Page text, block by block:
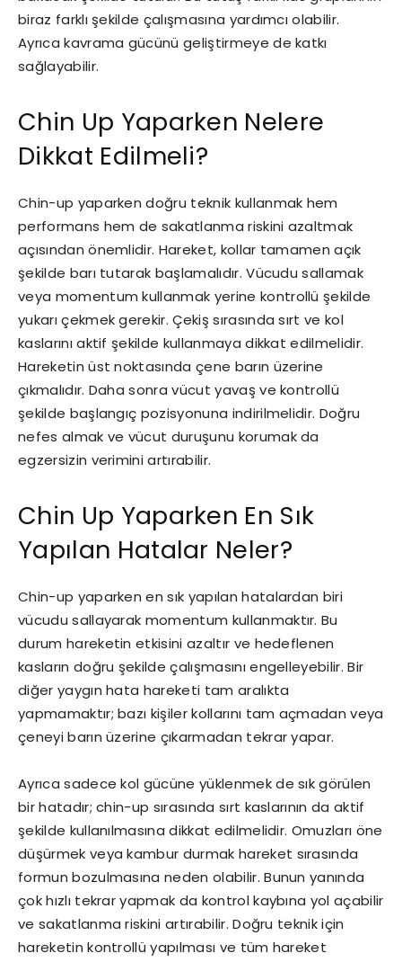
biraz farklı şekilde çalışmasına yardımcı olabilir.
Ayrıca kavrama gücünü geliştirmeye de katkı
sağlayabilir.
Chin Up Yaparken Nelere
Dikkat Edilmeli?
Chin-up yaparken doğru teknik kullanmak hem
performans hem de sakatlanma riskini azaltmak
açısından önemlidir. Hareket, kollar tamamen açık
şekilde barı tutarak başlamalıdır. Vücudu sallamak
veya momentum kullanmak yerine kontrollü şekilde
yukarı çekmek gerekir. Çekiş sırasında sırt ve kol
kaslarını aktif şekilde kullanmaya dikkat edilmelidir.
Hareketin üst noktasında çene barın üzerine
çıkmalıdır. Daha sonra vücut yavaş ve kontrollü
şekilde başlangıç pozisyonuna indirilmelidir. Doğru
nefes almak ve vücut duruşunu korumak da
egzersizin verimini artırabilir.
Chin Up Yaparken En Sık
Yapılan Hatalar Neler?
Chin-up yaparken en sık yapılan hatalardan biri
vücudu sallayarak momentum kullanmaktır. Bu
durum hareketin etkisini azaltır ve hedeflenen
kasların doğru şekilde çalışmasını engelleyebilir. Bir
diğer yaygın hata hareketi tam aralıkta
yapmamaktır; bazı kişiler kollarını tam açmadan veya
çeneyi barın üzerine çıkarmadan tekrar yapar.
Ayrıca sadece kol gücüne yüklenmek de sık görülen
bir hatadır; chin-up sırasında sırt kaslarının da aktif
şekilde kullanılmasına dikkat edilmelidir. Omuzları öne
düşürmek veya kambur durmak hareket sırasında
formun bozulmasına neden olabilir. Bunun yanında
çok hızlı tekrar yapmak da kontrol kaybına yol açabilir
ve sakatlanma riskini artırabilir. Doğru teknik için
hareketin kontrollü yapılması ve tüm hareket